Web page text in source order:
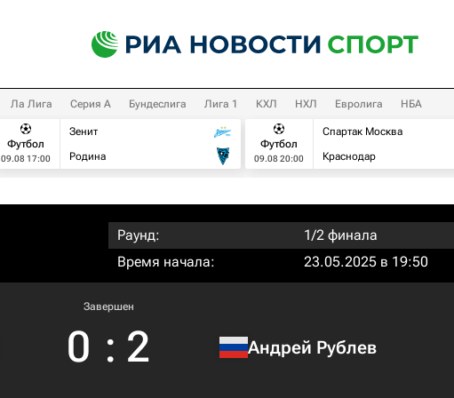
Ла Лига Серия А Бундеслига Лига 1 КХЛ НХЛ Евролига НБА
Футбол
09.08 17:00
Зенит
Родина
Футбол
09.08 20:00
Спартак Москва
Краснодар
Раунд:
1/2 финала
Время начала:
23.05.2025 в 19:50
Завершен
0 : 2 Андрей Рублев